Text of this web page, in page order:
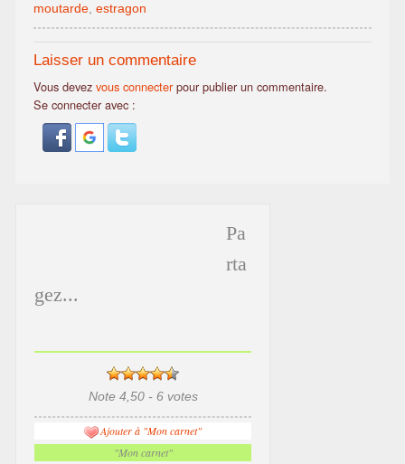
moutarde estragon
Laisser un commentaire
Vous devez vous connecterpour publier un commentaire.
Se connecter avec :
Pa
rta
gez...
Note 4,50 - 6 votes
Ajouter à "Mon carnet"
"Mon carnet"